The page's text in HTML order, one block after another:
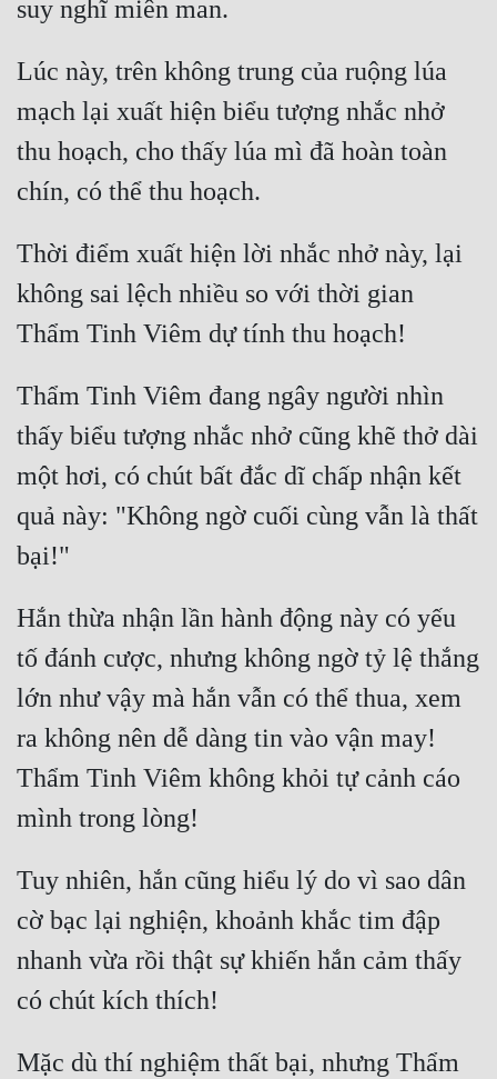
Lúc này, trên không trung của ruộng lúa
mạch lại xuất hiện biểu tượng nhắc nhở
thu hoạch, cho thấy lúa mì đã hoàn toàn
Thời điểm xuất hiện lời nhắc nhở này, lại
không sai lệch nhiều so với thời gian
Thẩm Tinh Viêm đang ngây người nhìn
thấy biểu tượng nhắc nhở cũng khẽ thở dài
một hơi, có chút bất đắc dĩ chấp nhận kết
quả này: "Không ngờ cuối cùng vẫn là thất
Hắn thừa nhận lần hành động này có yếu
tố đánh cược, nhưng không ngờ tỷ lệ thắng
lớn như vậy mà hắn vẫn có thể thua, xem
ra không nên dễ dàng tin vào vận may!
Thẩm Tinh Viêm không khỏi tự cảnh cáo
Tuy nhiên, hắn cũng hiểu lý do vì sao dân
cờ bạc lại nghiện, khoảnh khắc tim đập
nhanh vừa rồi thật sự khiến hắn cảm thấy
Mặc dù thí nghiệm thất bại, nhưng Thẩm